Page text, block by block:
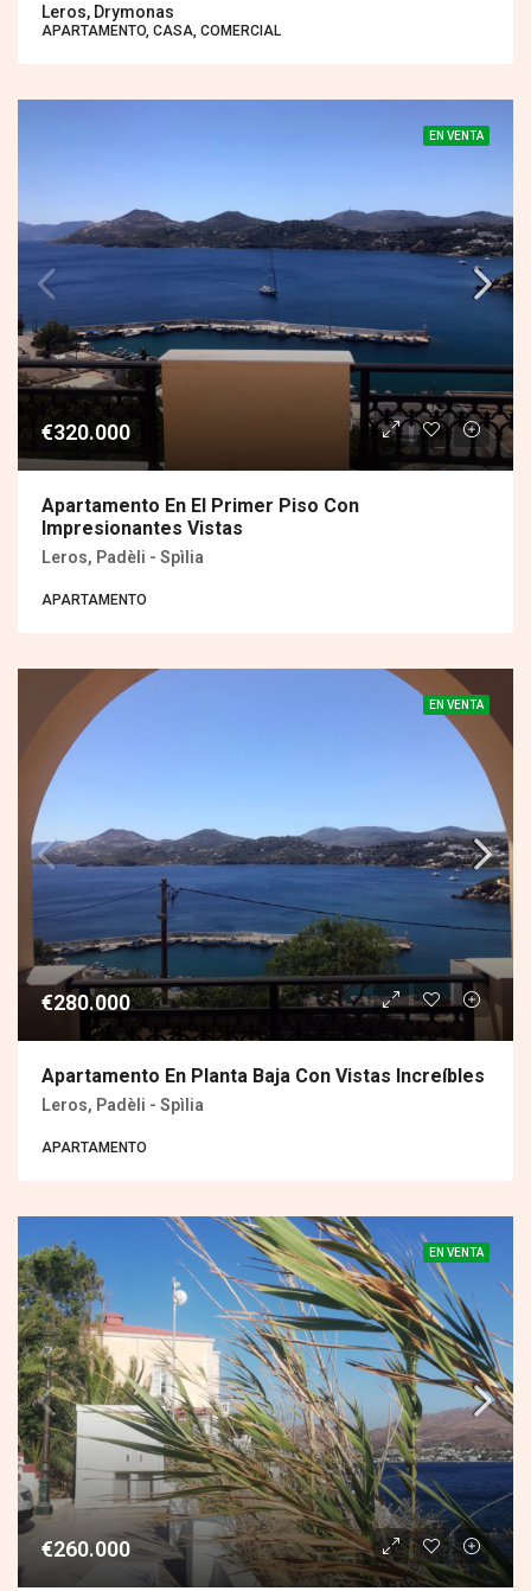
Leros, Drymonas
APARTAMENTO, CASA, COMERCIAL
EN VENTA
€320.000
Apartamento En El Primer Piso Con
Impresionantes Vistas
Leros, Padèli - Spìlia
APARTAMENTO
EN VENTA
€280.000
Apartamento En Planta Baja Con Vistas Increíbles
Leros, Padèli - Spìlia
APARTAMENTO
EN VENTA
€260.000